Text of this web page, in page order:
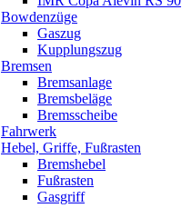
Bowdenzüge
Gaszug
Kupplungszug
Bremsen
Bremsanlage
Bremsbeläge
Bremsscheibe
Fahrwerk
Hebel, Griffe, Fußrasten
Bremshebel
Fußrasten
Gasgriff